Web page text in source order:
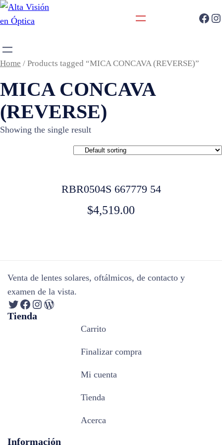
Home / Products tagged “MICA CONCAVA (REVERSE)”
MICA CONCAVA
(REVERSE)
Showing the single result
RBR0504S 667779 54
$4,519.00
Venta de lentes solares, oftálmicos, de contacto y
examen de la vista.
Tienda
Carrito
Finalizar compra
Mi cuenta
Tienda
Acerca
Información